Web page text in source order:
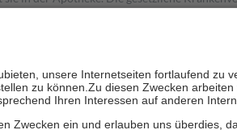
zehn Euro je Verordnung.
der Familie zu unterstützen, fallen